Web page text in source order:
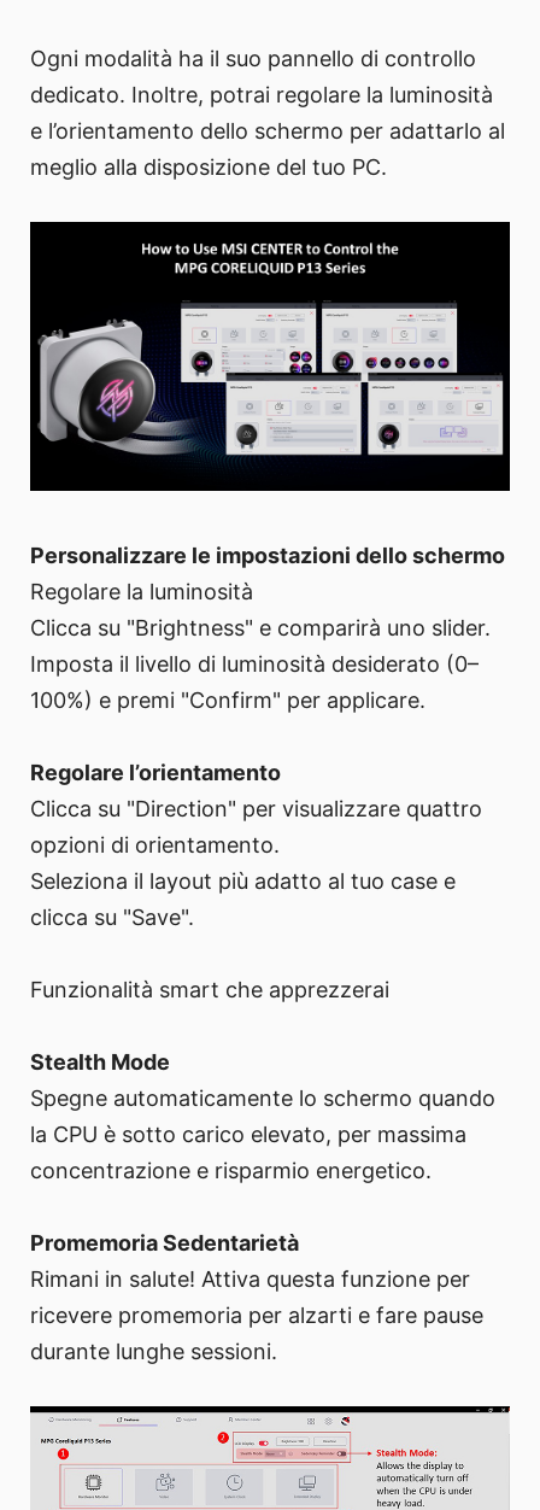
Ogni modalità ha il suo pannello di controllo
dedicato. Inoltre, potrai regolare la luminosità
e l’orientamento dello schermo per adattarlo al
meglio alla disposizione del tuo PC.
Personalizzare le impostazioni dello schermo
Regolare la luminosità
Clicca su "Brightness" e comparirà uno slider.
Imposta il livello di luminosità desiderato (0–
100%) e premi "Confirm" per applicare.
Regolare l’orientamento
Clicca su "Direction" per visualizzare quattro
opzioni di orientamento.
Seleziona il layout più adatto al tuo case e
clicca su "Save".
Funzionalità smart che apprezzerai
Stealth Mode
Spegne automaticamente lo schermo quando
la CPU è sotto carico elevato, per massima
concentrazione e risparmio energetico.
Promemoria Sedentarietà
Rimani in salute! Attiva questa funzione per
ricevere promemoria per alzarti e fare pause
durante lunghe sessioni.